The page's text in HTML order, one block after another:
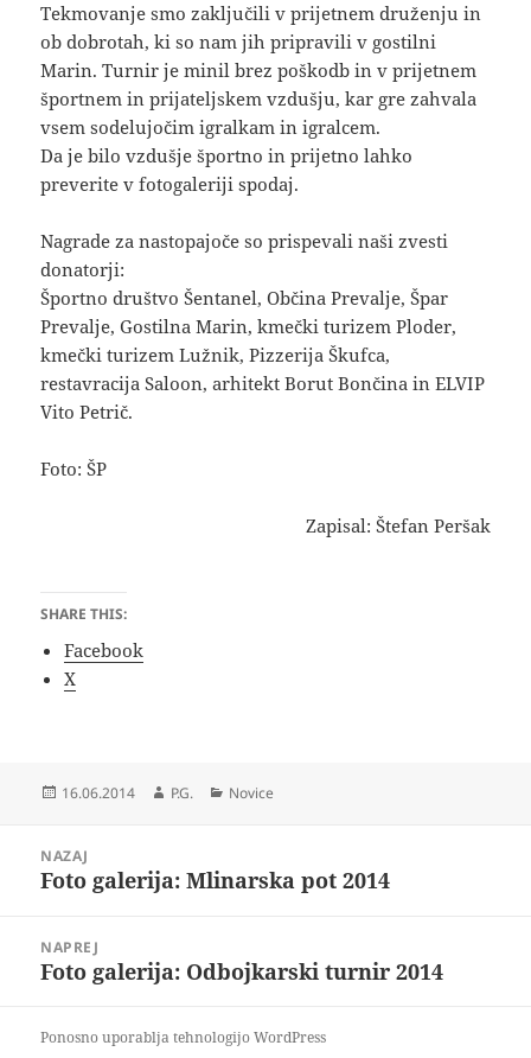
Tekmovanje smo zaključili v prijetnem druženju in
ob dobrotah, ki so nam jih pripravili v gostilni
Marin. Turnir je minil brez poškodb in v prijetnem
športnem in prijateljskem vzdušju, kar gre zahvala
vsem sodelujočim igralkam in igralcem.
Da je bilo vzdušje športno in prijetno lahko
preverite v fotogaleriji spodaj.
Nagrade za nastopajoče so prispevali naši zvesti
donatorji:
Športno društvo Šentanel, Občina Prevalje, Špar
Prevalje, Gostilna Marin, kmečki turizem Ploder,
kmečki turizem Lužnik, Pizzerija Škufca,
restavracija Saloon, arhitekt Borut Bončina in ELVIP
Vito Petrič.
Foto: ŠP
Zapisal: Štefan Peršak
SHARE THIS:
Facebook
X
Objavljeno
16.06.2014 Avtor
P.G. Kategorije
Novice
prispevka
NAZAJ
Prejšnji
Foto galerija: Mlinarska pot 2014
NAPREJ
Naslednji
Foto galerija: Odbojkarski turnir 2014
Ponosno uporablja tehnologijo WordPress